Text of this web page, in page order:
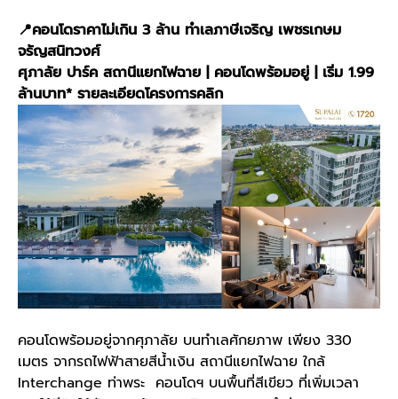
📍คอนโดราคาไม่เกิน 3 ล้าน ทำเลภาษีเจริญ เพชรเกษม
จรัญสนิทวงศ์
ศุภาลัย ปาร์ค สถานีแยกไฟฉาย | คอนโดพร้อมอยู่ | เริ่ม 1.99
ล้านบาท* รายละเอียดโครงการคลิก
คอนโดพร้อมอยู่จากศุภาลัย บนทำเลศักยภาพ เพียง 330
เมตร จากรถไฟฟ้าสายสีน้ำเงิน สถานีแยกไฟฉาย ใกล้
Interchange ท่าพระ คอนโดฯ บนพื้นที่สีเขียว ที่เพิ่มเวลา